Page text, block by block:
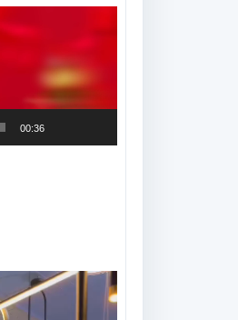
00:36